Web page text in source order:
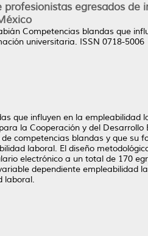
egresados de
Competencias blandas que
universitaria. ISSN 0718-5006
que influyen en la empleabilidad
la Cooperación y del Desarrollo
competencias blandas y que su
laboral. El diseño
electrónico a un total de 170
dependiente empleabilidad
laboral.